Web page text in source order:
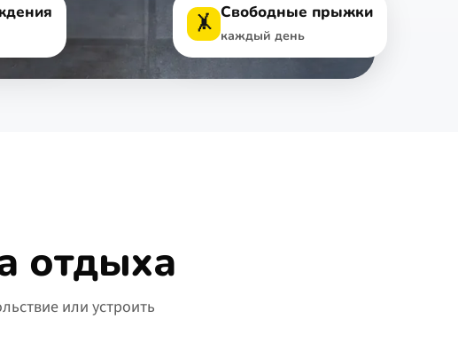
🤸 Свободные прыжки
каждый день
отдыха
или устроить